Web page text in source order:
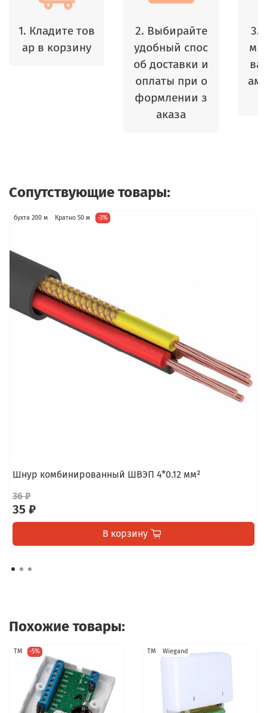
1. Кладите тов
ар в корзину
2. Выбирайте
удобный спос
об доставки и
оплаты при о
формлении з
аказа
3.
м
Сопутствующие товары:
бухта 200 м Кратно 50 м -3%
Шнур комбинированный ШВЭП 4*0.12 мм²
36 ₽
35 ₽
В корзину
Похожие товары:
TM -5% TM Wiegand